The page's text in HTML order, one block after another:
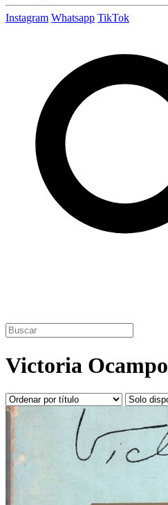
Instagram Whatsapp TikTok
Victoria Ocampo